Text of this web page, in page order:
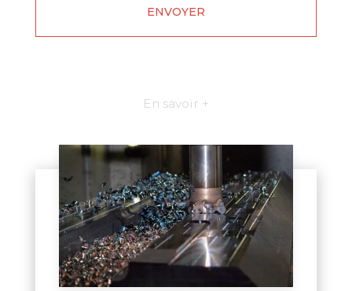
En savoir +